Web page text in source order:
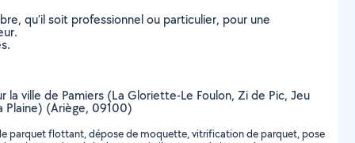
qu’il soit professionnel ou particulier, pour une
ville de Pamiers (La Gloriette-Le Foulon, Zi de Pic, Jeu
Plaine) (Ariège, 09100)
parquet flottant, dépose de moquette, vitrification de parquet, pose